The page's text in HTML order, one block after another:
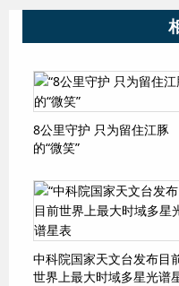
8公里守护 只为留住江豚
的“微笑”
中科院国家天文台发布目
世界上最大时域多星光谱